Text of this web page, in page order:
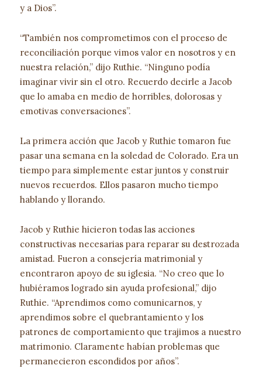
y a Dios”.
“También nos comprometimos con el proceso de
reconciliación porque vimos valor en nosotros y en
nuestra relación,” dijo Ruthie. “Ninguno podía
imaginar vivir sin el otro. Recuerdo decirle a Jacob
que lo amaba en medio de horribles, dolorosas y
emotivas conversaciones”.
La primera acción que Jacob y Ruthie tomaron fue
pasar una semana en la soledad de Colorado. Era un
tiempo para simplemente estar juntos y construir
nuevos recuerdos. Ellos pasaron mucho tiempo
hablando y llorando.
Jacob y Ruthie hicieron todas las acciones
constructivas necesarias para reparar su destrozada
amistad. Fueron a consejería matrimonial y
encontraron apoyo de su iglesia. “No creo que lo
hubiéramos logrado sin ayuda profesional,” dijo
Ruthie. “Aprendimos como comunicarnos, y
aprendimos sobre el quebrantamiento y los
patrones de comportamiento que trajimos a nuestro
matrimonio. Claramente habían problemas que
permanecieron escondidos por años”.